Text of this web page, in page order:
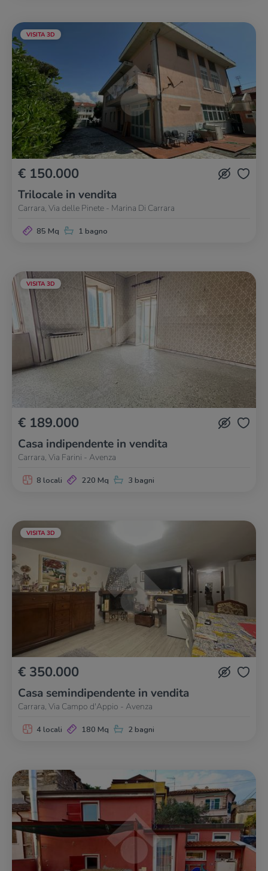
VISITA 3D
€ 150.000
Trilocale in vendita
Carrara, Via delle Pinete - Marina Di Carrara
85 Mq 1 bagno
VISITA 3D
€ 189.000
Casa indipendente in vendita
Carrara, Via Farini - Avenza
8 locali 220 Mq 3 bagni
VISITA 3D
€ 350.000
Casa semindipendente in vendita
Carrara, Via Campo d'Appio - Avenza
4 locali 180 Mq 2 bagni